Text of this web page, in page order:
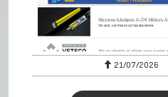
21/07/2026